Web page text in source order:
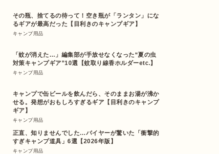
その瓶、捨てるの待って！空き瓶が「ランタン」にな
るギアが最高だった【目利きのキャンプギア】
キャンプ用品
「蚊が消えた…」編集部が手放せなくなった“夏の虫
対策キャンプギア”10選【蚊取り線香ホルダーetc.】
キャンプ用品
キャンプで缶ビールを飲んだら、そのままお湯が沸か
せる。発想がおもしろすぎるギア【目利きのキャンプ
ギア】
キャンプ用品
正直、知りませんでした…バイヤーが驚いた「衝撃的
すぎキャンプ道具」6選【2026年版】
キャンプ用品